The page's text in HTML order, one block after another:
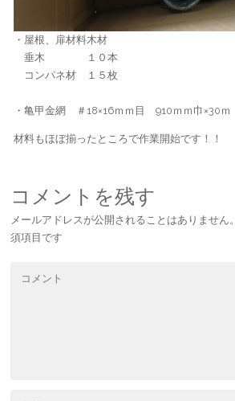
・屋根、扉材料木材
垂木 １０本
コンパネ材 １５枚
・亀甲金網 ＃18×16ｍｍ目 910ｍｍ巾×30ｍ
材料もほぼ揃ったところで作業開始です！！
コメントを残す
メールアドレスが公開されることはありません。
須項目です